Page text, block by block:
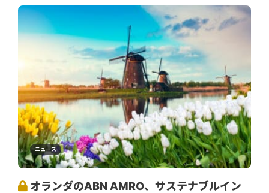
ニュース
オランダのABN AMRO、サステナブルイン